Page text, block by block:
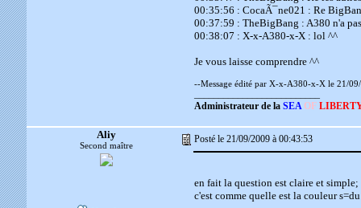
00:35:56 : CocaÃ¯ne021 : Re
00:37:59 : TheBigBang : A380 n'a
00:38:07 : X-x-A380-x-X : lol ^^
Je vous laisse comprendre ^^
--Message édité par X-x-A380-x-X le 21/
Administrateur de la SEA OF
Aliy
Second maître
Posté le 21/09/2009 à 00:43:53
en fait la question est claire et simple;
c'est comme quelle est la couleur